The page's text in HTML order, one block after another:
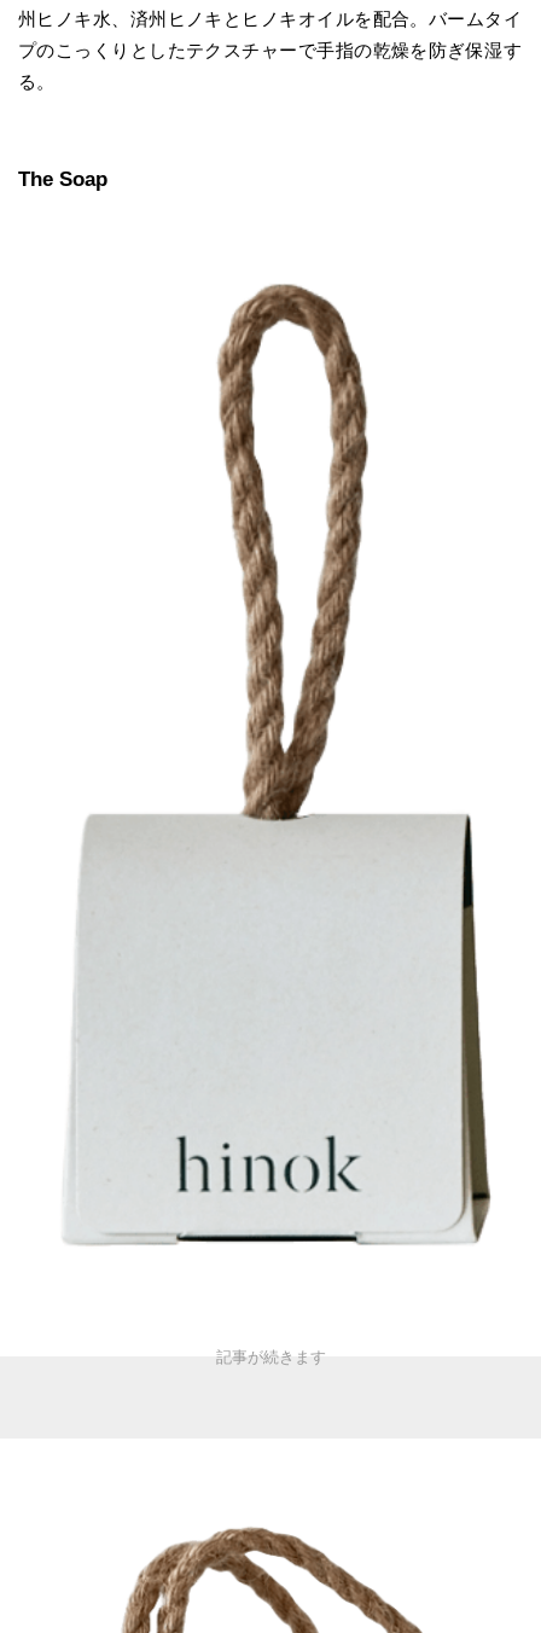
州ヒノキ水、済州ヒノキとヒノキオイルを配合。バームタイ
プのこっくりとしたテクスチャーで手指の乾燥を防ぎ保湿す
る。
The Soap